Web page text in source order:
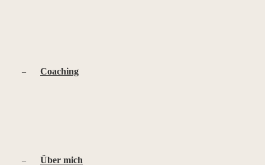
Coaching
Über mich